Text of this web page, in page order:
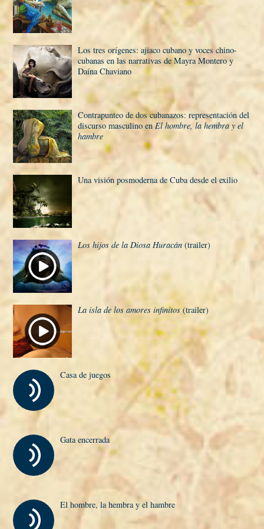
Los tres orí­genes: ajiaco cubano y voces chino-
cubanas en las narrativas de Mayra Montero y
Daí­na Chaviano
Contrapunteo de dos cubanazos: representación del
discurso masculino enEl hombre, la hembra y el
hambre
Una visión posmoderna de Cuba desde el exilio
Los hijos de la Diosa Huracán(trailer)
La isla de los amores infinitos (trailer)
Casa de juegos
Gata encerrada
El hombre, la hembra y el hambre